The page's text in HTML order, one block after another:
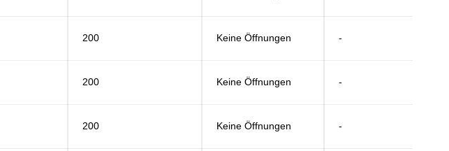
200 Keine Öffnungen -
200 Keine Öffnungen -
200 Keine Öffnungen -